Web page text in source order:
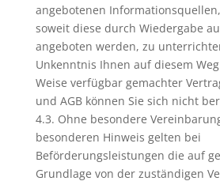
angebotenen
soweit diese durch Wiedergabe
angeboten werden, zu
Unkenntnis Ihnen auf diesem
Weise verfügbar gemachter
und AGB können Sie sich nicht
4.3. Ohne besondere
besonderen Hinweis gelten bei
Beförderungsleistungen die auf
Grundlage von der zuständigen